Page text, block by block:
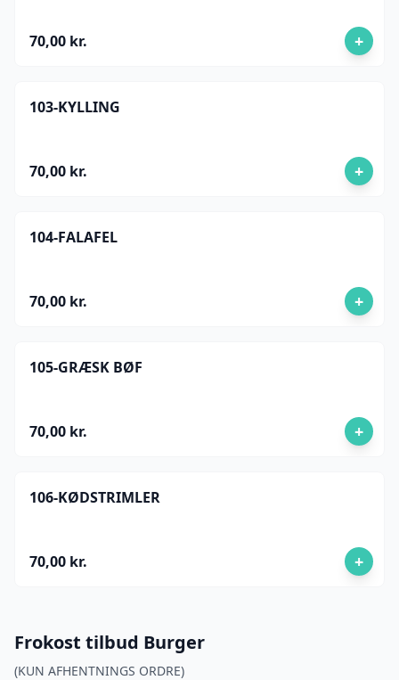
70,00 kr. +
103-KYLLING
70,00 kr. +
104-FALAFEL
70,00 kr. +
105-GRÆSK BØF
70,00 kr. +
106-KØDSTRIMLER
70,00 kr. +
Frokost tilbud Burger
(KUN AFHENTNINGS ORDRE)